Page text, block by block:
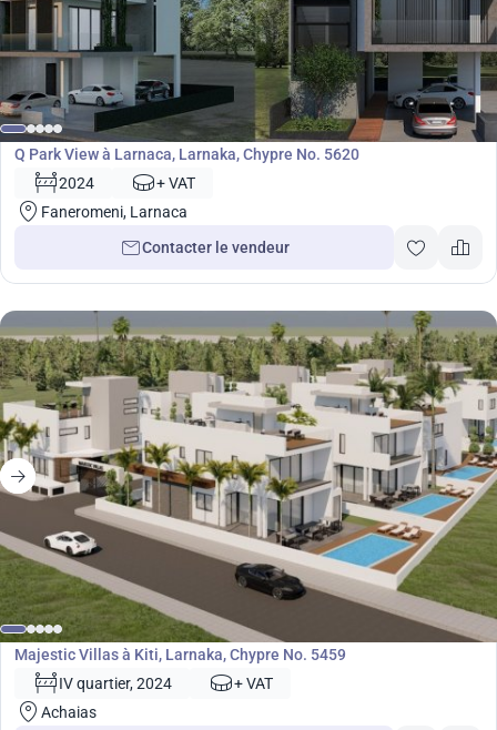
Développement
Q Park View à Larnaca, Larnaka, Chypre No. 5620
2024
+ VAT
Faneromeni, Larnaca
Contacter le vendeur
Développement
Majestic Villas à Kiti, Larnaka, Chypre No. 5459
IV quartier, 2024
+ VAT
Achaias